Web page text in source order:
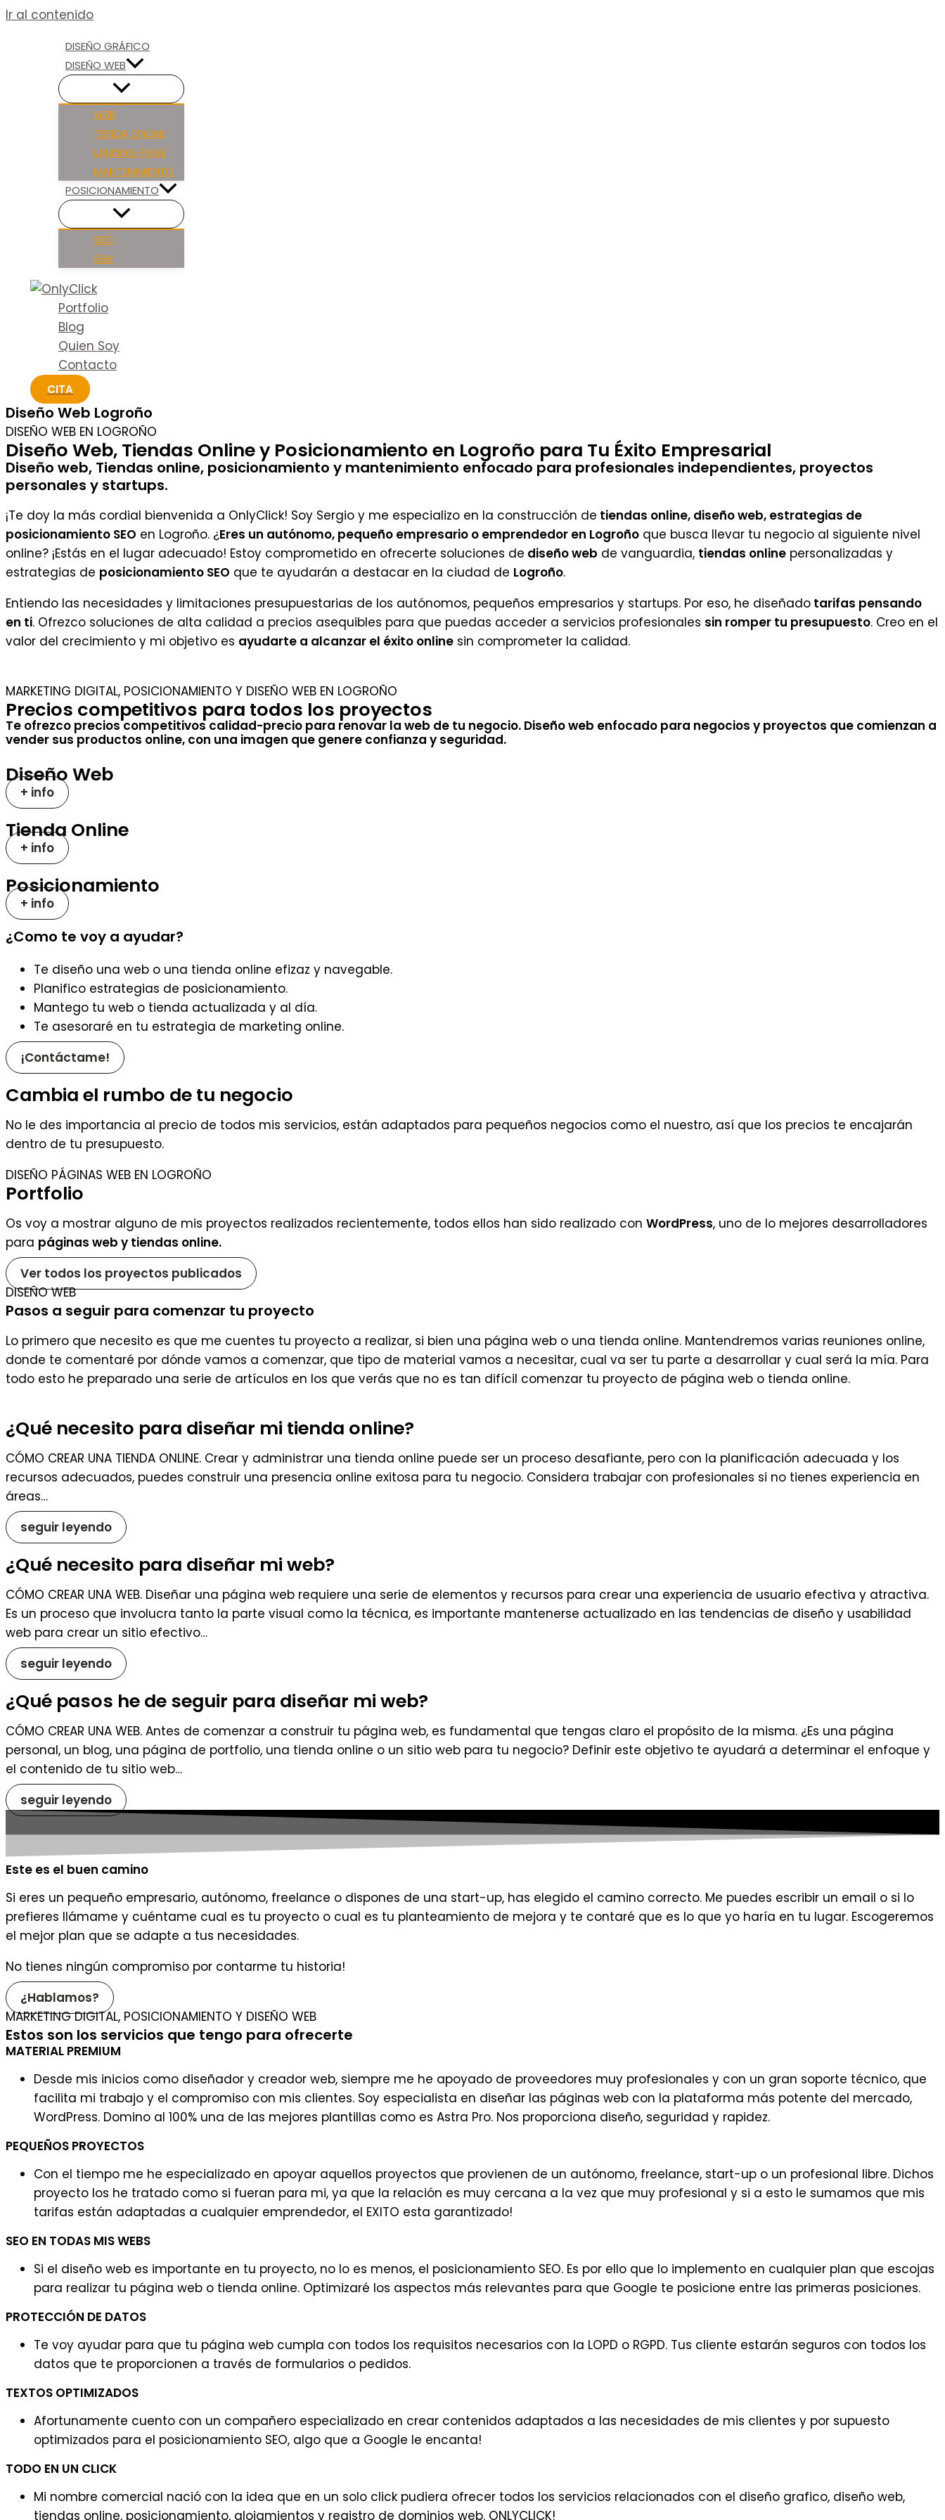
Ir al contenido
DISEÑO GRÁFICO
DISEÑO WEB
WEB
TIENDA ONLINE
LANDING PAGE
MANTENIMIENTO
POSICIONAMIENTO
SEO
SEM
Portfolio
Blog
Quien Soy
Contacto
CITA
Diseño Web Logroño
DISEÑO WEB EN LOGROÑO
Diseño Web, Tiendas Online y Posicionamiento en Logroño para Tu Éxito Empresarial
Diseño web, Tiendas online, posicionamiento y mantenimiento enfocado para profesionales independientes, proyectos
personales y startups.
¡Te doy la más cordial bienvenida a OnlyClick! Soy Sergio y me especializo en la construcción de tiendas online, diseño web, estrategias de
posicionamiento SEO en Logroño. ¿Eres un autónomo, pequeño empresario o emprendedor en Logroño que busca llevar tu negocio al siguiente nivel
online? ¡Estás en el lugar adecuado! Estoy comprometido en ofrecerte soluciones de diseño web de vanguardia, tiendas online personalizadas y
estrategias de posicionamiento SEO que te ayudarán a destacar en la ciudad de Logroño.
Entiendo las necesidades y limitaciones presupuestarias de los autónomos, pequeños empresarios y startups. Por eso, he diseñado tarifas pensando
en ti. Ofrezco soluciones de alta calidad a precios asequibles para que puedas acceder a servicios profesionales sin romper tu presupuesto. Creo en el
valor del crecimiento y mi objetivo es ayudarte a alcanzar el éxito online sin comprometer la calidad.
MARKETING DIGITAL, POSICIONAMIENTO Y DISEÑO WEB EN LOGROÑO
Precios competitivos para todos los proyectos
Te ofrezco precios competitivos calidad-precio para renovar la web de tu negocio. Diseño web enfocado para negocios y proyectos que comienzan a
vender sus productos online, con una imagen que genere confianza y seguridad.
Diseño Web
+ info
Tienda Online
+ info
Posicionamiento
+ info
¿Como te voy a ayudar?
Te diseño una web o una tienda online efizaz y navegable.
Planifico estrategias de posicionamiento.
Mantego tu web o tienda actualizada y al día.
Te asesoraré en tu estrategia de marketing online.
¡Contáctame!
Cambia el rumbo de tu negocio
No le des importancia al precio de todos mis servicios, están adaptados para pequeños negocios como el nuestro, así que los precios te encajarán
dentro de tu presupuesto.
DISEÑO PÁGINAS WEB EN LOGROÑO
Portfolio
Os voy a mostrar alguno de mis proyectos realizados recientemente, todos ellos han sido realizado con WordPress, uno de lo mejores desarrolladores
para páginas web y tiendas online.
Ver todos los proyectos publicados
DISEÑO WEB
Pasos a seguir para comenzar tu proyecto
Lo primero que necesito es que me cuentes tu proyecto a realizar, si bien una página web o una tienda online. Mantendremos varias reuniones online,
donde te comentaré por dónde vamos a comenzar, que tipo de material vamos a necesitar, cual va ser tu parte a desarrollar y cual será la mía. Para
todo esto he preparado una serie de artículos en los que verás que no es tan difícil comenzar tu proyecto de página web o tienda online.
¿Qué necesito para diseñar mi tienda online?
CÓMO CREAR UNA TIENDA ONLINE. Crear y administrar una tienda online puede ser un proceso desafiante, pero con la planificación adecuada y los
recursos adecuados, puedes construir una presencia online exitosa para tu negocio. Considera trabajar con profesionales si no tienes experiencia en
áreas…
seguir leyendo
¿Qué necesito para diseñar mi web?
CÓMO CREAR UNA WEB. Diseñar una página web requiere una serie de elementos y recursos para crear una experiencia de usuario efectiva y atractiva.
Es un proceso que involucra tanto la parte visual como la técnica, es importante mantenerse actualizado en las tendencias de diseño y usabilidad
web para crear un sitio efectivo…
seguir leyendo
¿Qué pasos he de seguir para diseñar mi web?
CÓMO CREAR UNA WEB. Antes de comenzar a construir tu página web, es fundamental que tengas claro el propósito de la misma. ¿Es una página
personal, un blog, una página de portfolio, una tienda online o un sitio web para tu negocio? Definir este objetivo te ayudará a determinar el enfoque y
el contenido de tu sitio web…
seguir leyendo
Este es el buen camino
Si eres un pequeño empresario, autónomo, freelance o dispones de una start-up, has elegido el camino correcto. Me puedes escribir un email o si lo
prefieres llámame y cuéntame cual es tu proyecto o cual es tu planteamiento de mejora y te contaré que es lo que yo haría en tu lugar. Escogeremos
el mejor plan que se adapte a tus necesidades.
No tienes ningún compromiso por contarme tu historia!
¿Hablamos?
MARKETING DIGITAL, POSICIONAMIENTO Y DISEÑO WEB
Estos son los servicios que tengo para ofrecerte
MATERIAL PREMIUM
Desde mis inicios como diseñador y creador web, siempre me he apoyado de proveedores muy profesionales y con un gran soporte técnico, que
facilita mi trabajo y el compromiso con mis clientes. Soy especialista en diseñar las páginas web con la plataforma más potente del mercado,
WordPress. Domino al 100% una de las mejores plantillas como es Astra Pro. Nos proporciona diseño, seguridad y rapidez.
PEQUEÑOS PROYECTOS
Con el tiempo me he especializado en apoyar aquellos proyectos que provienen de un autónomo, freelance, start-up o un profesional libre. Dichos
proyecto los he tratado como si fueran para mi, ya que la relación es muy cercana a la vez que muy profesional y si a esto le sumamos que mis
tarifas están adaptadas a cualquier emprendedor, el EXITO esta garantizado!
SEO EN TODAS MIS WEBS
Si el diseño web es importante en tu proyecto, no lo es menos, el posicionamiento SEO. Es por ello que lo implemento en cualquier plan que escojas
para realizar tu página web o tienda online. Optimizaré los aspectos más relevantes para que Google te posicione entre las primeras posiciones.
PROTECCIÓN DE DATOS
Te voy ayudar para que tu página web cumpla con todos los requisitos necesarios con la LOPD o RGPD. Tus cliente estarán seguros con todos los
datos que te proporcionen a través de formularios o pedidos.
TEXTOS OPTIMIZADOS
Afortunamente cuento con un compañero especializado en crear contenidos adaptados a las necesidades de mis clientes y por supuesto
optimizados para el posicionamiento SEO, algo que a Google le encanta!
TODO EN UN CLICK
Mi nombre comercial nació con la idea que en un solo click pudiera ofrecer todos los servicios relacionados con el diseño grafico, diseño web,
tiendas online, posicionamiento, alojamientos y registro de dominios web. ONLYCLICK!